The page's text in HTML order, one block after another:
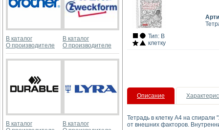
В каталог
О производителе
В каталог
О производителе
В каталог
В каталог
Тип: В
клетку
Описание
Тетрадь в клетку А4 на
от внешних факторов.